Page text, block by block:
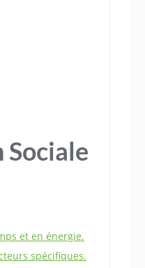
et en énergie.
spécifiques.